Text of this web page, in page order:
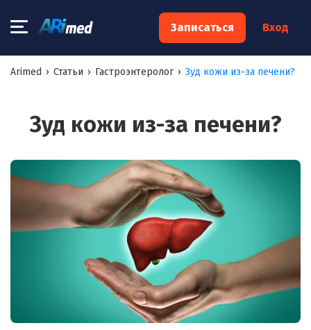
Записаться Вход
Arimed › Статьи › Гастроэнтеролог › Зуд кожи из-за печени?
Зуд кожи из-за печени?
×
Запишитесь на консультацию к
Ваше имя:*
Ваш e-mail:*
Я согласен наобработку моих персональных данных